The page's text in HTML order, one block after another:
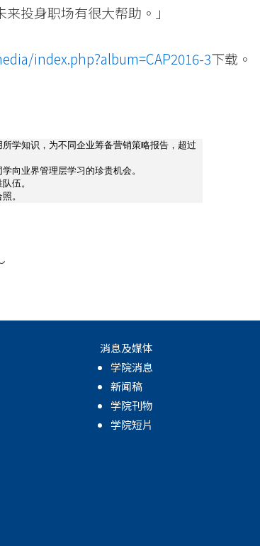
投身职场有很大帮助。」
index.php?album=CAP2016-3下载。
学知识，为不同企业筹备营销策略报告，超过
向业界管理层学习的珍贵机会。
伍。
。
消息及媒体
学院消息
新闻稿
学院刊物
学院短片